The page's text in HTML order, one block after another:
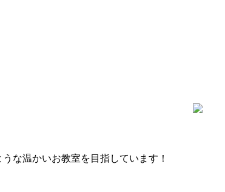
な温かいお教室を目指しています！